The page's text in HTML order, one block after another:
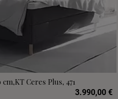
Ceres Plus, 471
3.990,00 €